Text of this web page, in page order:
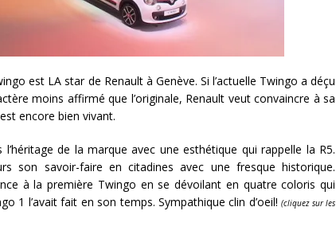
est LA star de Renault à Genève. Si l’actuelle Twingo a déçu
moins affirmé que l’originale, Renault veut convaincre à sa
encore bien vivant.
de la marque avec une esthétique qui rappelle la R5.
son savoir-faire en citadines avec une fresque historique.
à la première Twingo en se dévoilant en quatre coloris qui
1 l’avait fait en son temps. Sympathique clin d’oeil!(cliquez sur les